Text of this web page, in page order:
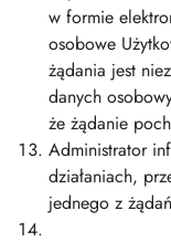
w formie
osobowe
żądania jest
danych
że żądanie
Administrator
działaniach,
jednego z